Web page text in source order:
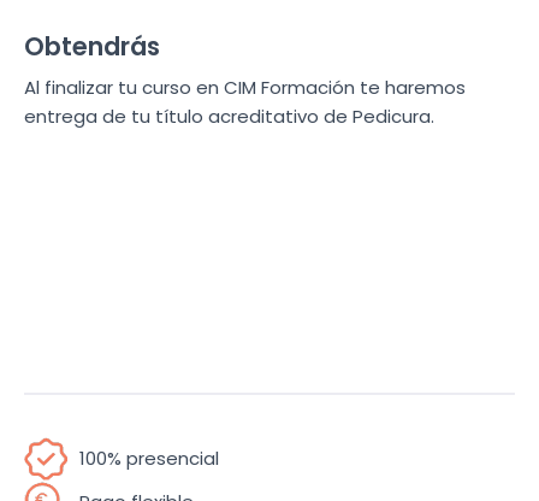
Obtendrás
Al finalizar tu curso en CIM Formación te haremos
entrega de tu título acreditativo de Pedicura.
100% presencial